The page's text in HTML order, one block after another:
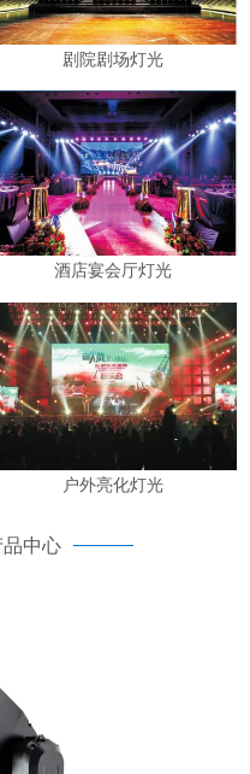
剧院剧场灯光
酒店宴会厅灯光
户外亮化灯光
品中心